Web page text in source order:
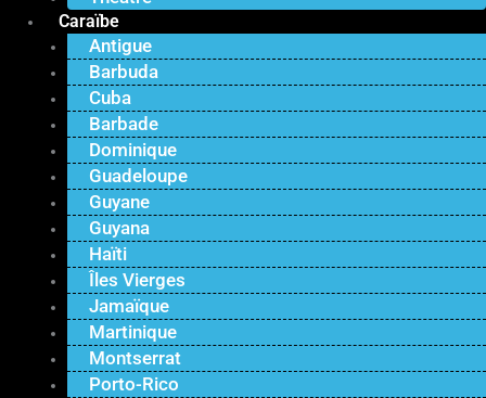
Caraïbe
Antigue
Barbuda
Cuba
Barbade
Dominique
Guadeloupe
Guyane
Guyana
Haïti
Îles Vierges
Jamaïque
Martinique
Montserrat
Porto-Rico